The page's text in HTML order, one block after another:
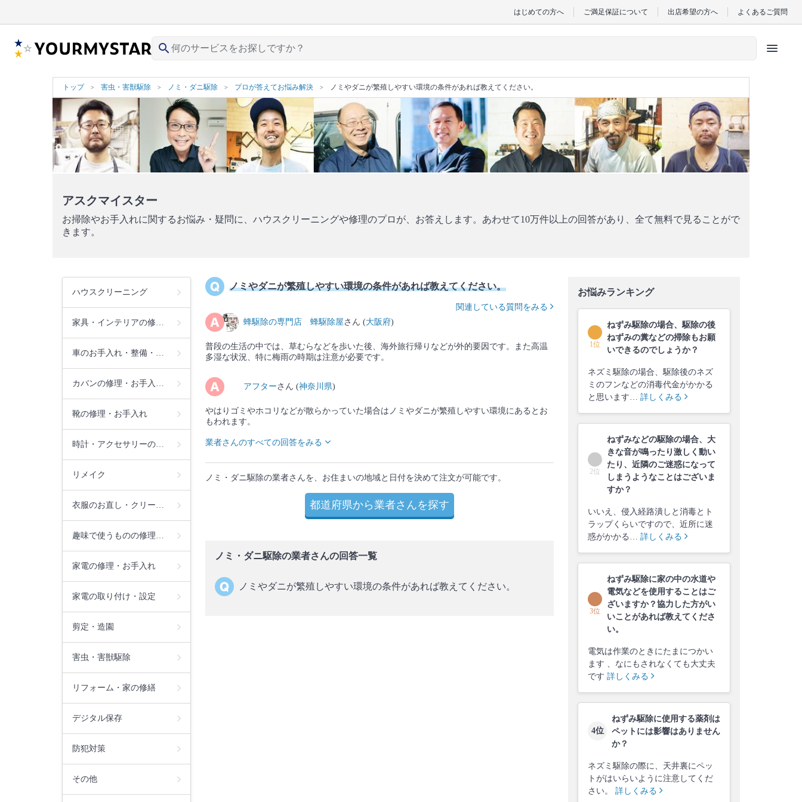
はじめての方へ ご満足保証について 出店希望の方へ よくあるご質問
search menu
トップ 害虫・害獣駆除 ノミ・ダニ駆除 プロが答えてお悩み解決 ノミやダニが繁殖しやすい環境の条件があれば教えてください。
アスクマイスター
お掃除やお手入れに関するお悩み・疑問に、ハウスクリーニングや修理のプロが、お答えします。あわせて10万件以上の回答があり、全て無料で見ることがで
きます。
ハウスクリーニング
家具・インテリアの修…
車のお手入れ・整備・…
カバンの修理・お手入…
靴の修理・お手入れ
時計・アクセサリーの…
リメイク
衣服のお直し・クリー…
趣味で使うものの修理…
家電の修理・お手入れ
家電の取り付け・設定
剪定・造園
害虫・害獣駆除
リフォーム・家の修繕
デジタル保存
防犯対策
その他
ノミやダニが繁殖しやすい環境の条件があれば教えてください。
関連している質問をみる
蜂駆除の専門店 蜂駆除屋 さん (大阪府)
普段の生活の中では、草むらなどを歩いた後、海外旅行帰りなどが外的要因です。また高温
多湿な状況、特に梅雨の時期は注意が必要です。
アフター さん (神奈川県)
やはりゴミやホコリなどが散らかっていた場合はノミやダニが繁殖しやすい環境にあるとお
もわれます。
業者さんのすべての回答をみる
ノミ・ダニ駆除の業者さんを、お住まいの地域と日付を決めて注文が可能です。
都道府県から業者さんを探す
ノミ・ダニ駆除の業者さんの回答一覧
ノミやダニが繁殖しやすい環境の条件があれば教えてください。
お悩みランキング
1位
ねずみ駆除の場合、駆除の後
ねずみの糞などの掃除もお願
いできるのでしょうか？
ネズミ駆除の場合、駆除後のネズ
ミのフンなどの消毒代金がかかる
と思います… 詳しくみる
2位
ねずみなどの駆除の場合、大
きな音が鳴ったり激しく動い
たり、近隣のご迷惑になって
しまうようなことはございま
すか？
いいえ、侵入経路潰しと消毒とト
ラップくらいですので、近所に迷
惑がかかる… 詳しくみる
3位
ねずみ駆除に家の中の水道や
電気などを使用することはご
ざいますか？協力した方がい
いことがあれば教えてくださ
い。
電気は作業のときにたまにつかい
ます 、なにもされなくても大丈夫
です 詳しくみる
4位
ねずみ駆除に使用する薬剤は
ペットには影響はありません
か？
ネズミ駆除の際に、天井裏にペッ
トがはいらいように注意してくだ
さい。 詳しくみる